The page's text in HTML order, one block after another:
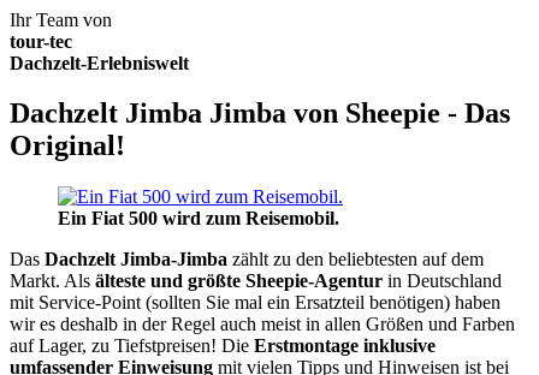
Ihr Team von
tour-tec
Dachzelt-Erlebniswelt
Dachzelt Jimba Jimba von Sheepie - Das
Original!
Ein Fiat 500 wird zum Reisemobil.
Das Dachzelt Jimba-Jimba zählt zu den beliebtesten auf dem
Markt. Als älteste und größte Sheepie-Agentur in Deutschland
mit Service-Point (sollten Sie mal ein Ersatzteil benötigen) haben
wir es deshalb in der Regel auch meist in allen Größen und Farben
auf Lager, zu Tiefstpreisen! Die Erstmontage inklusive
umfassender Einweisung mit vielen Tipps und Hinweisen ist bei